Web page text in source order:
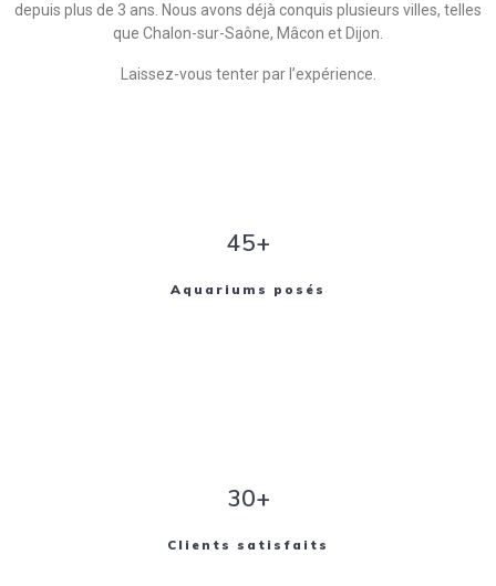
depuis plus de 3 ans. Nous avons déjà conquis plusieurs villes, telles
que Chalon-sur-Saône, Mâcon et Dijon.
Laissez-vous tenter par l’expérience.
45+
Aquariums posés
30+
Clients satisfaits